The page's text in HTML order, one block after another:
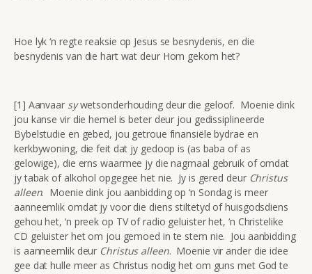
Hoe lyk ‘n regte reaksie op Jesus se besnydenis, en die
besnydenis van die hart wat deur Hom gekom het?
[1] Aanvaar sywetsonderhouding deur die geloof. Moenie dink
jou kanse vir die hemel is beter deur jou gedissiplineerde
Bybelstudie en gebed, jou getroue finansiële bydrae en
kerkbywoning, die feit dat jy gedoop is (as baba of as
gelowige), die erns waarmee jy die nagmaal gebruik of omdat
jy tabak of alkohol opgegee het nie. Jy is gered deur Christus
alleen. Moenie dink jou aanbidding op ‘n Sondag is meer
aanneemlik omdat jy voor die diens stiltetyd of huisgodsdiens
gehou het, ‘n preek op TV of radio geluister het, ‘n Christelike
CD geluister het om jou gemoed in te stem nie. Jou aanbidding
is aanneemlik deur Christus alleen. Moenie vir ander die idee
gee dat hulle meer as Christus nodig het om guns met God te